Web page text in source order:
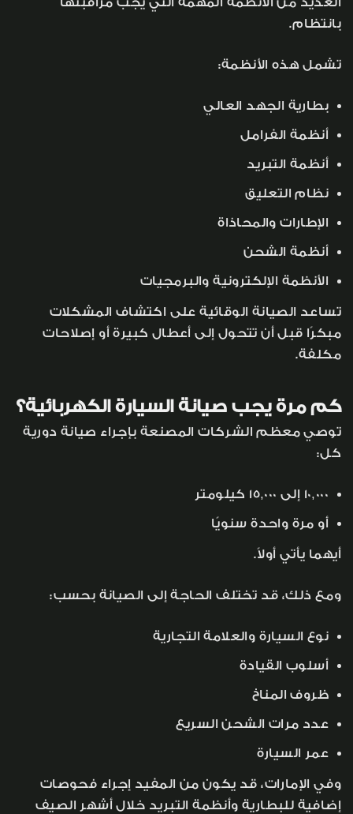
بانتظام.
تشمل هذه الأنظمة:
بطارية الجهد العالي
أنظمة الفرامل
أنظمة التبريد
نظام التعليق
الإطارات والمحاذاة
أنظمة الشحن
الأنظمة الإلكترونية والبرمجيات
تساعد الصيانة الوقائية على اكتشاف المشكلات
مبكرًا قبل أن تتحول إلى أعطال كبيرة أو إصلاحات
مكلفة.
كم مرة يجب صيانة السيارة الكهربائية؟
توصي معظم الشركات المصنعة بإجراء صيانة دورية
كل:
10,000 إلى 15,000 كيلومتر
أو مرة واحدة سنويًا
أيهما يأتي أولاً.
ومع ذلك، قد تختلف الحاجة إلى الصيانة بحسب:
نوع السيارة والعلامة التجارية
أسلوب القيادة
ظروف المناخ
عدد مرات الشحن السريع
عمر السيارة
وفي الإمارات، قد يكون من المفيد إجراء فحوصات
إضافية للبطارية وأنظمة التبريد خلال أشهر الصيف